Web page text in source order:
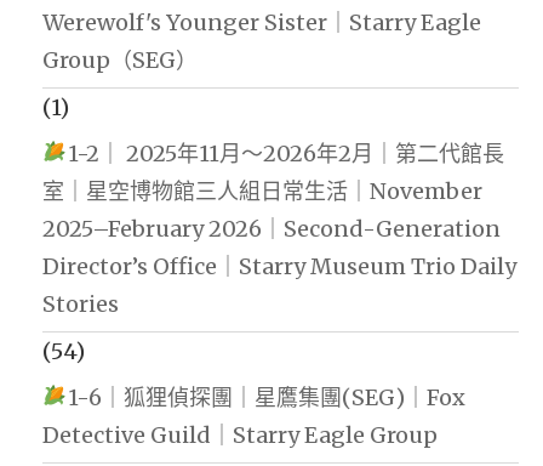
Werewolf's Younger Sister｜Starry Eagle
Group（SEG）
(1)
1-2｜ 2025年11月～2026年2月｜第二代館長
室｜星空博物館三人組日常生活｜November
2025–February 2026｜Second-Generation
Director’s Office｜Starry Museum Trio Daily
Stories
(54)
1-6｜狐狸偵探團｜星鷹集團(SEG)｜Fox
Detective Guild｜Starry Eagle Group